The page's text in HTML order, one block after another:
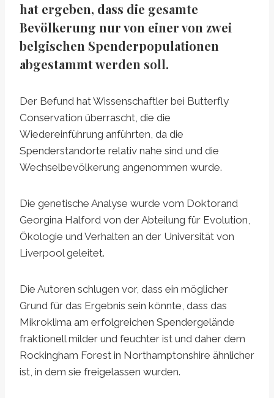
hat ergeben, dass die gesamte
Bevölkerung nur von einer von zwei
belgischen Spenderpopulationen
abgestammt werden soll.
Der Befund hat Wissenschaftler bei Butterfly
Conservation überrascht, die die
Wiedereinführung anführten, da die
Spenderstandorte relativ nahe sind und die
Wechselbevölkerung angenommen wurde.
Die genetische Analyse wurde vom Doktorand
Georgina Halford von der Abteilung für Evolution,
Ökologie und Verhalten an der Universität von
Liverpool geleitet.
Die Autoren schlugen vor, dass ein möglicher
Grund für das Ergebnis sein könnte, dass das
Mikroklima am erfolgreichen Spendergelände
fraktionell milder und feuchter ist und daher dem
Rockingham Forest in Northamptonshire ähnlicher
ist, in dem sie freigelassen wurden.